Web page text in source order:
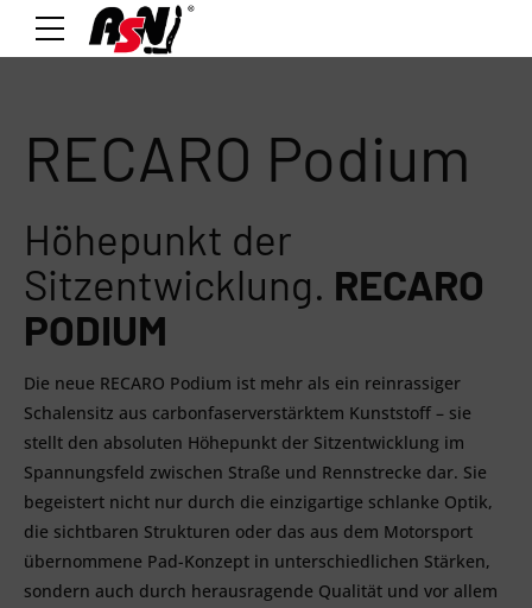
RECARO Podium
Höhepunkt der
Sitzentwicklung. RECARO
PODIUM
Die neue RECARO Podium ist mehr als ein reinrassiger
Schalensitz aus carbonfaserverstärktem Kunststoff – sie
stellt den absoluten Höhepunkt der Sitzentwicklung im
Spannungsfeld zwischen Straße und Rennstrecke dar. Sie
begeistert nicht nur durch die einzigartige schlanke Optik,
die sichtbaren Strukturen oder das aus dem Motorsport
übernommene Pad-Konzept in unterschiedlichen Stärken,
sondern auch durch herausragende Qualität und vor allem